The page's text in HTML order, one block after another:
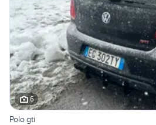
6
Polo gti